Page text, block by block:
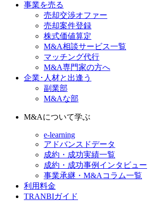
事業を売る
売却交渉オファー
売却案件登録
株式価値算定
M&A相談サービス一覧
マッチング代行
M&A専門家の方へ
企業･人材と出逢う
副業部
M&Aな部
M&Aについて学ぶ
e-learning
アドバンスドデータ
成約・成功実績一覧
成約・成功事例インタビュー
事業承継・M&Aコラム一覧
利用料金
TRANBIガイド